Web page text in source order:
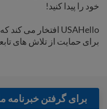
خود را پیدا کنید!
برای حمایت از تلاش های
برای گرفتن خبرنامه